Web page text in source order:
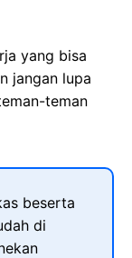
yang bisa
jangan lupa
teman
beserta
di